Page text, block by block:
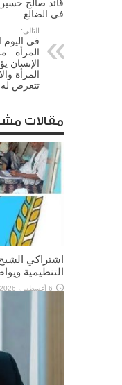
قائد صالح
في الضالع
التالي:
في اليوم
المرأة..
الإنسان
المرأة
تتعرض
مقالات
اشتراكي
التنظيمية
6 أغسطس، 2026